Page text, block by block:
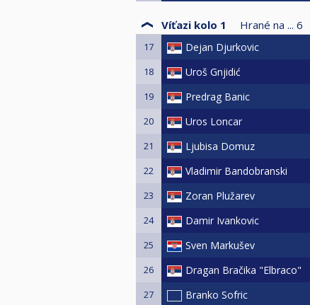
Víťazi kolo 1 Hrané na ... 6
17 Dejan Djurkovic
18 Uroš Gnjidić
19 Predrag Banic
20 Uros Loncar
21 Ljubisa Domuz
22 Vladimir Bandobranski
23 Zoran Plužarev
24 Damir Ivankovic
25 Sven Markušev
26 Dragan Bračika "Elbraco"
27 Branko Sofric